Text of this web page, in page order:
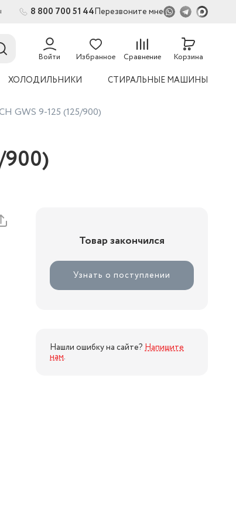
8 800 700 51 44Перезвоните мне
Войти Избранное Сравнение Корзина
ХОЛОДИЛЬНИКИ СТИРАЛЬНЫЕ МАШИНЫ
GWS 9-125 (125/900)
900)
Товар закончился
Узнать о поступлении
Нашли ошибку на сайте? Напишите
нам.